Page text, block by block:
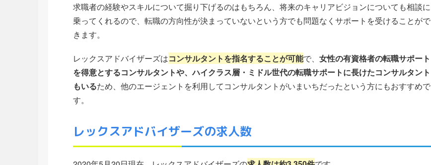
求職者の経験やスキルについて掘り下げるのはもちろん、将来のキャリアビジョンについても相談に
乗ってくれるので、転職の方向性が決まっていないという方でも問題なくサポートを受けることがで
きます。
レックスアドバイザーズはコンサルタントを指名することが可能で、 女性の有資格者の転職サポート
を得意とするコンサルタントや、ハイクラス層・ミドル世代の転職サポートに長けたコンサルタント
もいるため、他のエージェントを利用してコンサルタントがいまいちだったという方にもおすすめで
す。
レックスアドバイザーズの求人数